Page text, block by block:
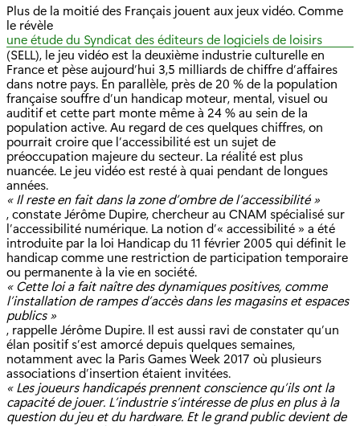
Plus de la moitié des Français jouent aux jeux vidéo. Comme
le révèle
une étude du Syndicat des éditeurs de logiciels de loisirs
(SELL), le jeu vidéo est la deuxième industrie culturelle en
France et pèse aujourd’hui 3,5 milliards de chiffre d’affaires
dans notre pays. En parallèle, près de 20 % de la population
française souffre d’un handicap moteur, mental, visuel ou
auditif et cette part monte même à 24 % au sein de la
population active. Au regard de ces quelques chiffres, on
pourrait croire que l’accessibilité est un sujet de
préoccupation majeure du secteur. La réalité est plus
nuancée. Le jeu vidéo est resté à quai pendant de longues
années.
« Il reste en fait dans la zone d’ombre de l’accessibilité »
, constate Jérôme Dupire, chercheur au CNAM spécialisé sur
l’accessibilité numérique. La notion d’« accessibilité » a été
introduite par la loi Handicap du 11 février 2005 qui définit le
handicap comme une restriction de participation temporaire
ou permanente à la vie en société.
« Cette loi a fait naître des dynamiques positives, comme
l’installation de rampes d’accès dans les magasins et espaces
publics »
, rappelle Jérôme Dupire. Il est aussi ravi de constater qu’un
élan positif s’est amorcé depuis quelques semaines,
notamment avec la Paris Games Week 2017 où plusieurs
associations d’insertion étaient invitées.
« Les joueurs handicapés prennent conscience qu’ils ont la
capacité de jouer. L’industrie s’intéresse de plus en plus à la
question du jeu et du hardware. Et le grand public devient de